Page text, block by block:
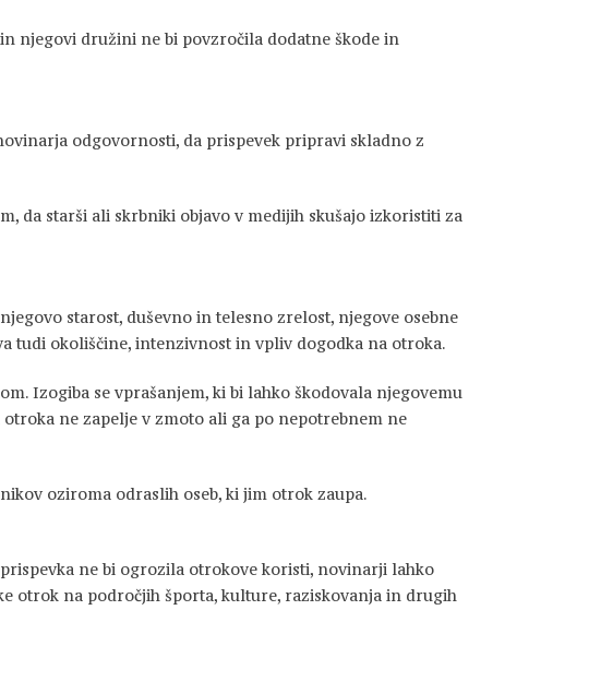
njegovi družini ne bi povzročila dodatne škode in
odgovornosti, da prispevek pripravi skladno z
da starši ali skrbniki objavo v medijih skušajo izkoristiti za
starost, duševno in telesno zrelost, njegove osebne
tudi okoliščine, intenzivnost in vpliv dogodka na otroka.
Izogiba se vprašanjem, ki bi lahko škodovala njegovemu
ne zapelje v zmoto ali ga po nepotrebnem ne
oziroma odraslih oseb, ki jim otrok zaupa.
ne bi ogrozila otrokove koristi, novinarji lahko
otrok na področjih športa, kulture, raziskovanja in drugih